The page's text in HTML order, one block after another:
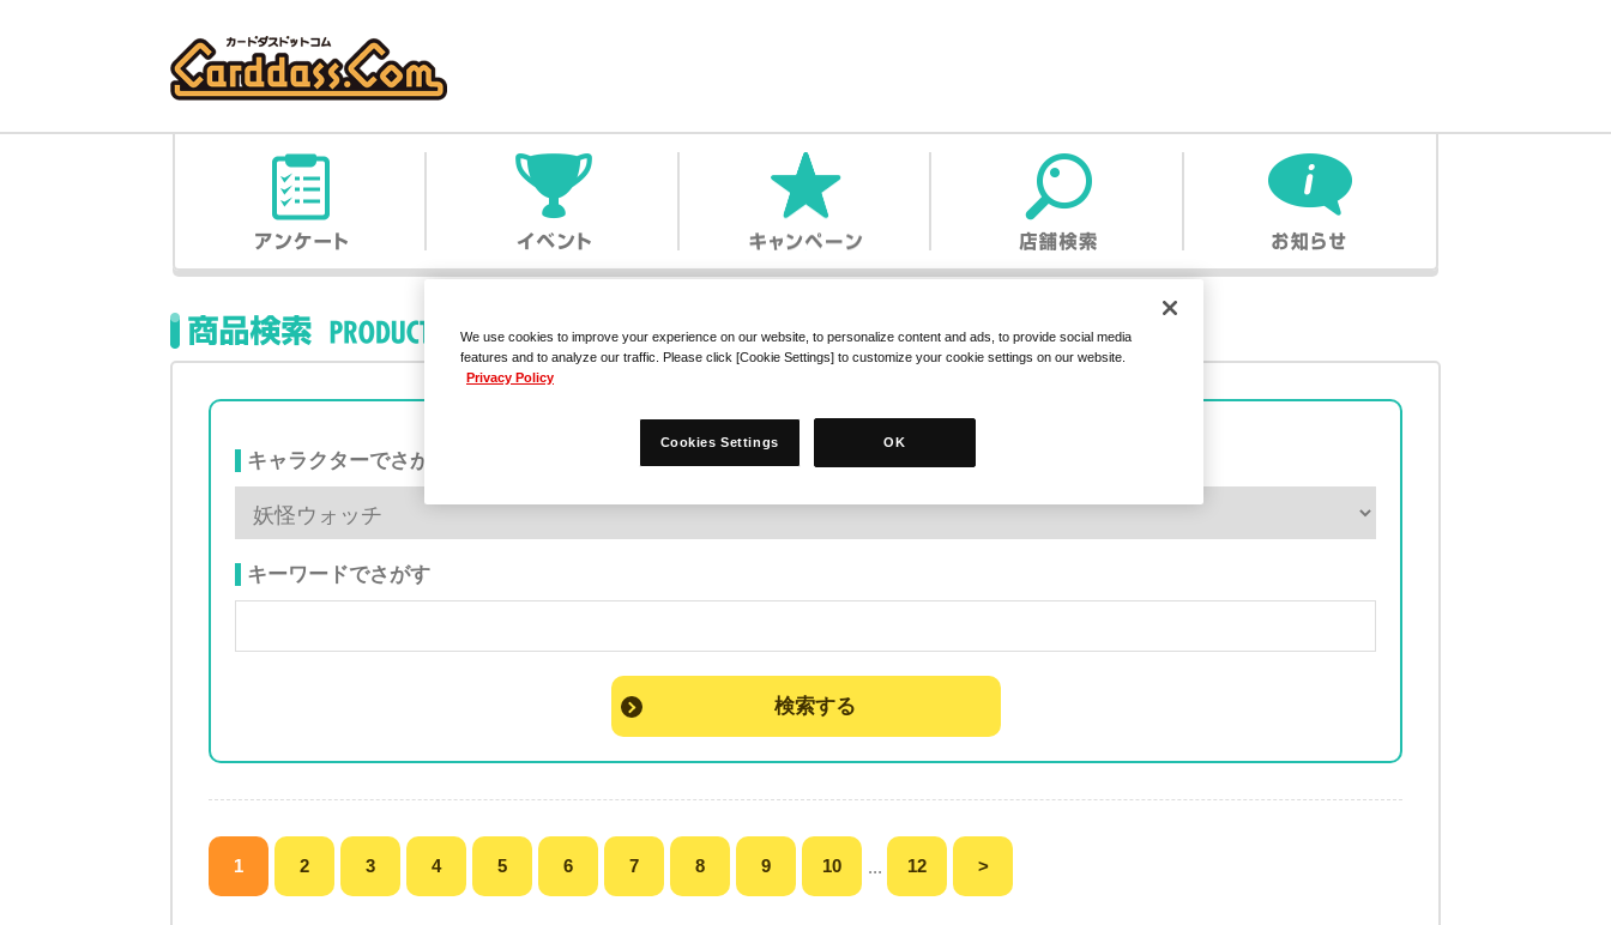
キャラクターでさがす
キーワードでさがす
検索する
1 2 3 4 5 6 7 8 9 10 ... 12 >
We use cookies to improve your experience on our website, to personalize content and ads, to provide social media
features and to analyze our traffic. Please click [Cookie Settings] to customize your cookie settings on our website.
Privacy Policy
Cookies Settings OK